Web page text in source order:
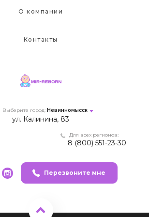
О компании
Контакты
Выберите город: Невинномысск
ул. Калинина, 83
Для всех регионов:
8 (800) 551-23-30
Перезвоните мне